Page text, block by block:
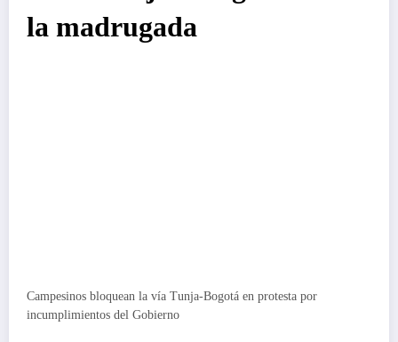
la madrugada
Campesinos bloquean la vía Tunja-Bogotá en protesta por
incumplimientos del Gobierno